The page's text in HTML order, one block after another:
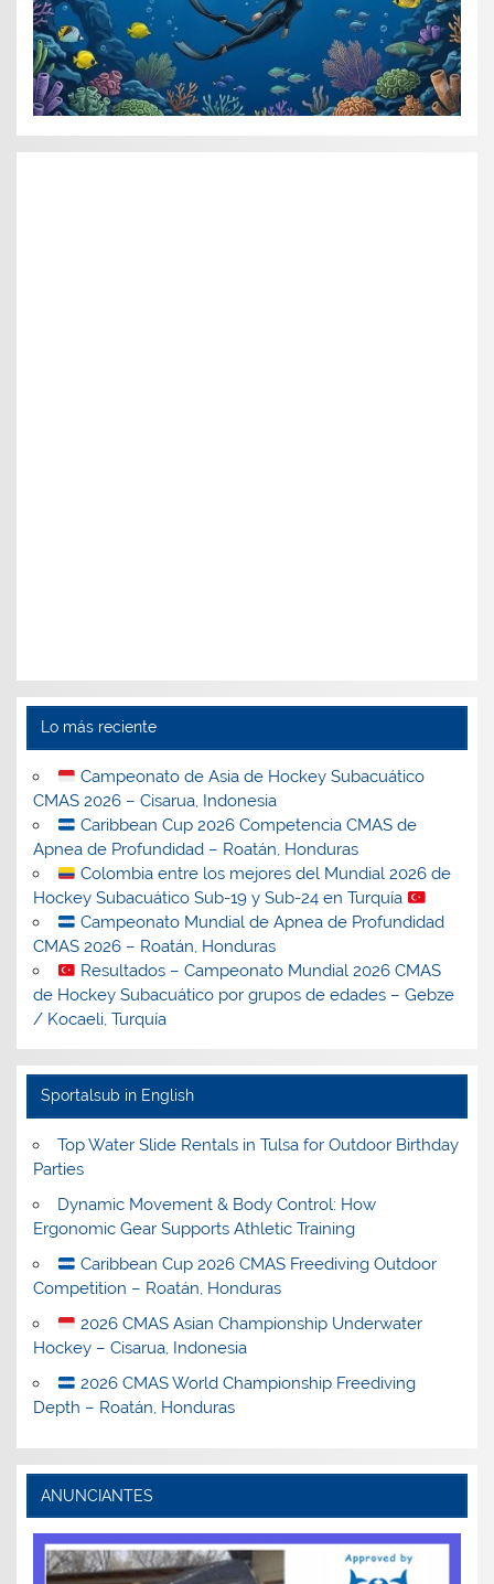
Lo más reciente
Campeonato de Asia de Hockey Subacuático
CMAS 2026 – Cisarua, Indonesia
Caribbean Cup 2026 Competencia CMAS de
Apnea de Profundidad – Roatán, Honduras
Colombia entre los mejores del Mundial 2026 de
Hockey Subacuático Sub-19 y Sub-24 en Turquía
Campeonato Mundial de Apnea de Profundidad
CMAS 2026 – Roatán, Honduras
Resultados – Campeonato Mundial 2026 CMAS
de Hockey Subacuático por grupos de edades – Gebze
/ Kocaeli, Turquía
Sportalsub in English
Top Water Slide Rentals in Tulsa for Outdoor Birthday
Parties
Dynamic Movement & Body Control: How
Ergonomic Gear Supports Athletic Training
Caribbean Cup 2026 CMAS Freediving Outdoor
Competition – Roatán, Honduras
2026 CMAS Asian Championship Underwater
Hockey – Cisarua, Indonesia
2026 CMAS World Championship Freediving
Depth – Roatán, Honduras
ANUNCIANTES